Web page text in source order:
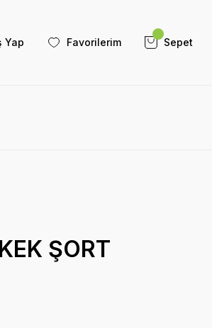
Yap Favorilerim Sepet
ŞORT